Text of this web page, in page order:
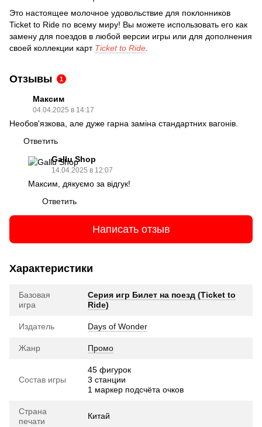
Это настоящее молочное удовольствие для поклонников
Ticket to Ride по всему миру! Вы можете использовать его как
замену для поездов в любой версии игры или для дополнения
своей коллекции карт Ticket to Ride.
Отзывы 1
Максим
04.04.2025 в 14:17
Необов'язкова, але дуже гарна заміна стандартних вагонів.
Ответить
Gallu Shop
14.04.2025 в 12:07
Максим, дякуємо за відгук!
Ответить
Написать отзыв
Характеристики
Базовая
игра
Серия игр Билет на поезд (Ticket to
Ride)
Издатель Days of Wonder
Жанр Промо
Состав игры
45 фигурок
3 станции
1 маркер подсчёта очков
Страна
печати
Китай